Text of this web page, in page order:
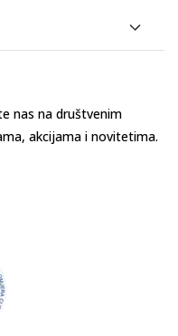
nas na društvenim
akcijama i novitetima.